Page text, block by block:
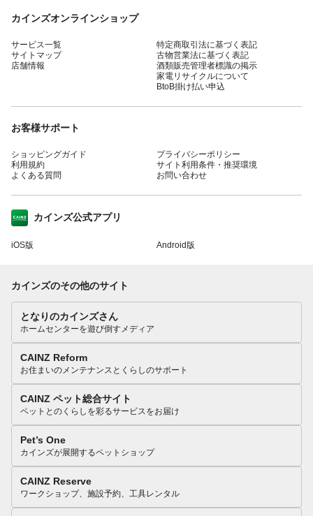
カインズオンラインショップ
サービス一覧
サイトマップ
店舗情報
特定商取引法に基づく表記
古物営業法に基づく表記
酒類販売管理者標識の掲示
家電リサイクルについて
BtoB掛け払い申込
お客様サポート
ショッピングガイド
利用規約
よくある質問
プライバシーポリシー
サイト利用条件・推奨環境
お問い合わせ
カインズ公式アプリ
iOS版 Android版
カインズのその他のサイト
となりのカインズさん
ホームセンターを遊び倒すメディア
CAINZ Reform
お住まいのメンテナンスとくらしのサポート
CAINZ ペット総合サイト
ペットとのくらしを彩るサービスをお届け
Pet’s One
カインズが展開するペットショップ
CAINZ Reserve
ワークショップ、施設予約、工具レンタル